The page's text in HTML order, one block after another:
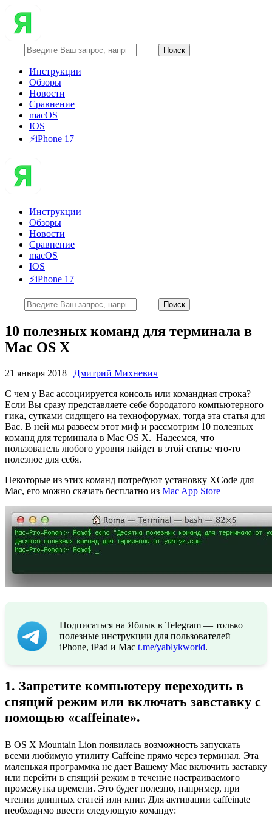
Инструкции
Обзоры
Новости
Сравнение
macOS
IOS
⚡️iPhone 17
Инструкции
Обзоры
Новости
Сравнение
macOS
IOS
⚡️iPhone 17
10 полезных команд для терминала в
Mac OS X
21 января 2018 | Дмитрий Михневич
С чем у Вас ассоциируется консоль или командная строка?
Если Вы сразу представляете себе бородатого компьютерного
гика, сутками сидящего на технофорумах, тогда эта статья для
Вас. В ней мы развеем этот миф и рассмотрим 10 полезных
команд для терминала в Mac OS X. Надеемся, что
пользователь любого уровня найдет в этой статье что-то
полезное для себя.
Некоторые из этих команд потребуют установку XCode для
Mac, его можно скачать бесплатно из Mac App Store
Подписаться на Яблык в Telegram — только
полезные инструкции для пользователей
iPhone, iPad и Mac t.me/yablykworld.
1. Запретите компьютеру переходить в
спящий режим или включать завставку с
помощью «caffeinate».
В OS X Mountain Lion появилась возможность запускать
всеми любимую утилиту Caffeine прямо через терминал. Эта
маленькая программка не дает Вашему Mac включить заставку
или перейти в спящий режим в течение настраиваемого
промежутка времени. Это будет полезно, например, при
чтении длинных статей или книг. Для активации caffeinate
необходимо ввести следующую команду: